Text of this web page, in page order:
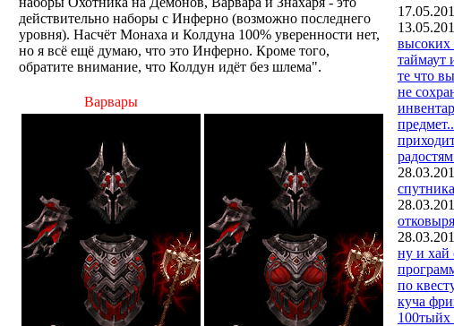
действительно наборы с Инферно (возможно последнего
уровня). Насчёт Монаха и Колдуна 100% уверенности нет,
но я всё ещё думаю, что это Инферно. Кроме того,
обратите внимание, что Колдун идёт без шлема".
Варвары
высоких
таймаут
те что
не
ну и хай
по
куча
100тыйх